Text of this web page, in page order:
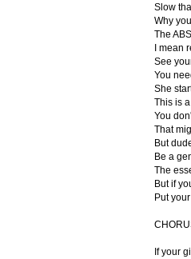
Slow
Why
The
I mean
See
You
She
This is
You
That
But
Be a
The
But if
Put
If your